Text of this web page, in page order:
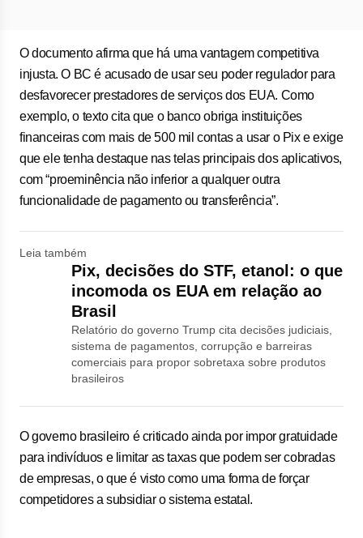
O documento afirma que há uma vantagem competitiva
injusta. O BC é acusado de usar seu poder regulador para
desfavorecer prestadores de serviços dos EUA. Como
exemplo, o texto cita que o banco obriga instituições
financeiras com mais de 500 mil contas a usar o Pix e exige
que ele tenha destaque nas telas principais dos aplicativos,
com “proeminência não inferior a qualquer outra
funcionalidade de pagamento ou transferência”.
Leia também
Pix, decisões do STF, etanol: o que
incomoda os EUA em relação ao
Brasil
Relatório do governo Trump cita decisões judiciais,
sistema de pagamentos, corrupção e barreiras
comerciais para propor sobretaxa sobre produtos
brasileiros
O governo brasileiro é criticado ainda por impor gratuidade
para indivíduos e limitar as taxas que podem ser cobradas
de empresas, o que é visto como uma forma de forçar
competidores a subsidiar o sistema estatal.